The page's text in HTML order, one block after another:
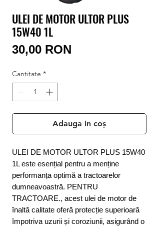
ULEI DE MOTOR ULTOR PLUS
15W40 1L
30,00 RON
Cantitate *
Adauga in coș
ULEI DE MOTOR ULTOR PLUS 15W40
1L este esențial pentru a menține
performanța optimă a tractoarelor
dumneavoastră. PENTRU
TRACTOARE., acest ulei de motor de
înaltă calitate oferă protecție superioară
împotriva uzurii și coroziunii, asigurând o